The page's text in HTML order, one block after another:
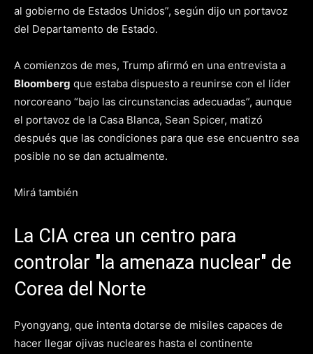
al gobierno de Estados Unidos”, según dijo un portavoz
del Departamento de Estado.
A comienzos de mes, Trump afirmó en una entrevista a
Bloomberg que estaba dispuesto a reunirse con el líder
norcoreano “bajo las circunstancias adecuadas”, aunque
el portavoz de la Casa Blanca, Sean Spicer, matizó
después que las condiciones para que ese encuentro sea
posible no se dan actualmente.
Mirá también
La CIA crea un centro para
controlar "la amenaza nuclear" de
Corea del Norte
Pyongyang, que intenta dotarse de misiles capaces de
hacer llegar ojivas nucleares hasta el continente